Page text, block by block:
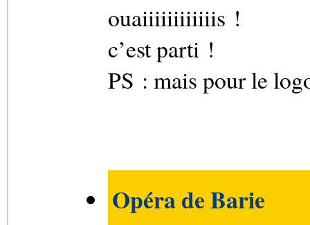
ouaiiiiiiiiiiiis !
c’est parti !
PS : mais pour le
Opéra de Barie